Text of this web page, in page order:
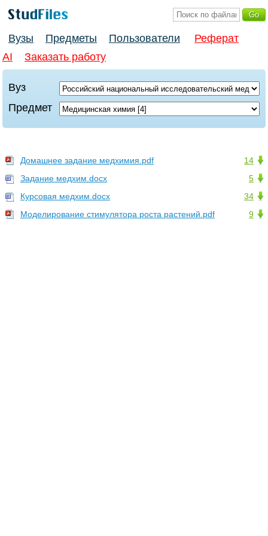
Вузы Предметы Пользователи
Реферат
AI
Заказать работу
Вуз
Предмет
14
Домашнее задание медхимия.pdf
5
Задание медхим.docx
34
Курсовая медхим.docx
9
Моделирование стимулятора роста растений.pdf